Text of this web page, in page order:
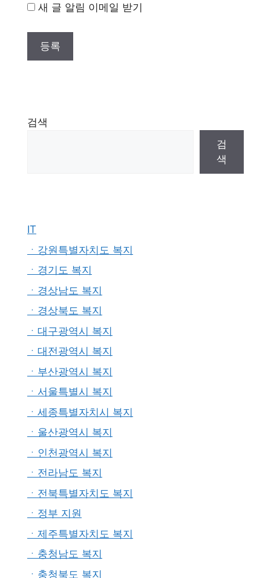
새 글 알림 이메일 받기
검색
검
색
IT
ㆍ강원특별자치도 복지
ㆍ경기도 복지
ㆍ경상남도 복지
ㆍ경상북도 복지
ㆍ대구광역시 복지
ㆍ대전광역시 복지
ㆍ부산광역시 복지
ㆍ서울특별시 복지
ㆍ세종특별자치시 복지
ㆍ울산광역시 복지
ㆍ인천광역시 복지
ㆍ전라남도 복지
ㆍ전북특별자치도 복지
ㆍ정부 지원
ㆍ제주특별자치도 복지
ㆍ충청남도 복지
ㆍ충청북도 복지